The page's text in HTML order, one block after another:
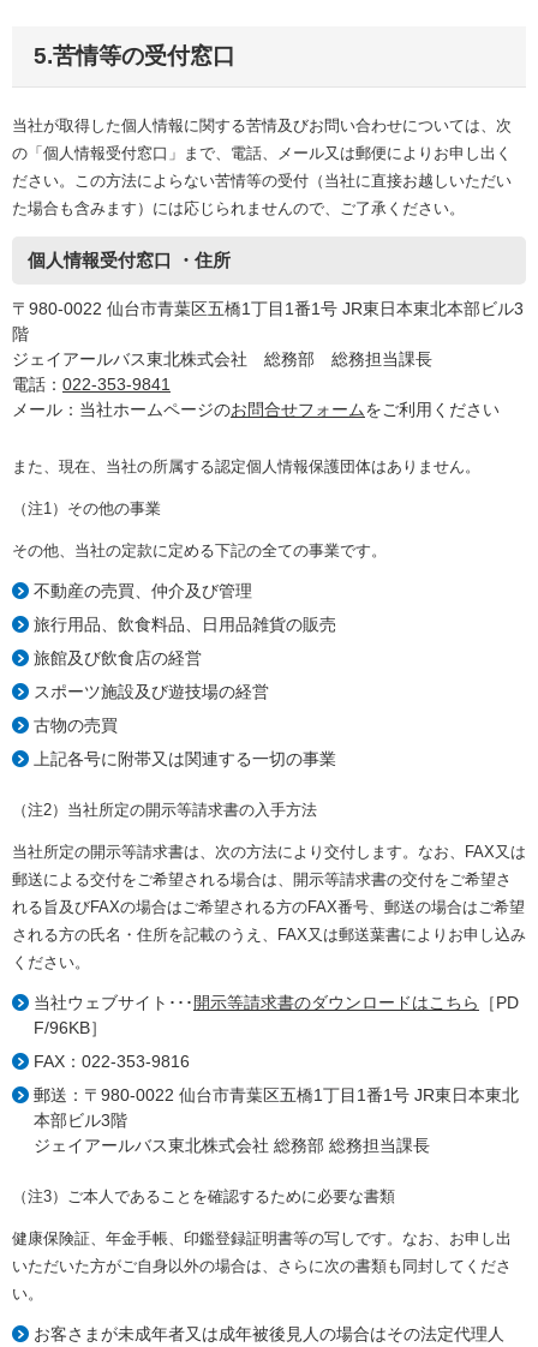
5.苦情等の受付窓口
当社が取得した個人情報に関する苦情及びお問い合わせについては、次
の「個人情報受付窓口」まで、電話、メール又は郵便によりお申し出く
ださい。この方法によらない苦情等の受付（当社に直接お越しいただい
た場合も含みます）には応じられませんので、ご了承ください。
個人情報受付窓口 ・住所
〒980-0022 仙台市青葉区五橋1丁目1番1号 JR東日本東北本部ビル3
階
ジェイアールバス東北株式会社 総務部 総務担当課長
電話： 022-353-9841
メール：当社ホームページのお問合せフォーム をご利用ください
また、現在、当社の所属する認定個人情報保護団体はありません。
（注1）その他の事業
その他、当社の定款に定める下記の全ての事業です。
不動産の売買、仲介及び管理
旅行用品、飲食料品、日用品雑貨の販売
旅館及び飲食店の経営
スポーツ施設及び遊技場の経営
古物の売買
上記各号に附帯又は関連する一切の事業
（注2）当社所定の開示等請求書の入手方法
当社所定の開示等請求書は、次の方法により交付します。なお、FAX又は
郵送による交付をご希望される場合は、開示等請求書の交付をご希望さ
れる旨及びFAXの場合はご希望される方のFAX番号、郵送の場合はご希望
される方の氏名・住所を記載のうえ、FAX又は郵送葉書によりお申し込み
ください。
当社ウェブサイト･･･ 開示等請求書のダウンロードはこちら
［PD
F/96KB］
FAX：022-353-9816
郵送：〒980-0022 仙台市青葉区五橋1丁目1番1号 JR東日本東北
本部ビル3階
ジェイアールバス東北株式会社 総務部 総務担当課長
（注3）ご本人であることを確認するために必要な書類
健康保険証、年金手帳、印鑑登録証明書等の写しです。なお、お申し出
いただいた方がご自身以外の場合は、さらに次の書類も同封してくださ
い。
お客さまが未成年者又は成年被後見人の場合はその法定代理人